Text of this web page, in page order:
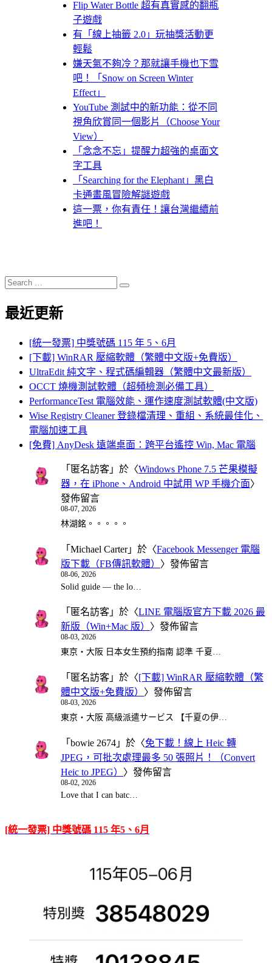
Flip Water Bottle 超有真實感的翻瓶
子遊戲
有「線上抽籤 2.0」玩抽獎活動更
輕鬆
嫌天氣不夠冷？那就讓手機也下雪
吧！「Snow on Screen Winter
Effect」
YouTube 測試中的新功能：從不同
視角欣賞同一個影片（Choose Your
View）
「念念不忘」提醒力超強的桌面文
字工具
「Searching for the Elephant」黑白
卡通畫風冒險解謎遊戲
這一票，你有責任！讓台灣繼續前
進吧！
Search
for:
Search
最近更新
[統一發票] 中獎號碼 115 年 5、6月
[下載] WinRAR 壓縮軟體（繁體中文版+免費版）
UltraEdit 純文字、程式碼編輯器（繁體中文最新版）
OCCT 燒機測試軟體（超頻檢測必備工具）
PerformanceTest 電腦效能、運作速度測試軟體(中文版)
Wise Registry Cleaner 登錄檔清理、重組、系統最佳化、
電腦加速工具
[免費] AnyDesk 遠端桌面：跨平台遙控 Win, Mac 電腦
「 匿名訪客 」於〈Windows Phone 7.5 芒果模擬
器，在 iPhone、Android 中試用 WP 手機介面〉
發佈留言
08-07, 2026
林湖銘。。。。。
「 Michael Carter」於〈Facebook Messenger 電腦
版下載（FB傳訊軟體） 〉發佈留言
08-06, 2026
Solid guide — the lo…
「 匿名訪客 」於〈LINE 電腦版官方下載 2026 最
新版（Win+Mac 版） 〉發佈留言
08-03, 2026
東京・大阪 日本女生預約指南 認準 千夏…
「 匿名訪客 」於〈[下載] WinRAR 壓縮軟體（繁
體中文版+免費版） 〉發佈留言
08-03, 2026
東京・大阪 高級派遣サービス 【千夏の伊…
「 bowie 2674 」於〈免下載！線上 Heic 轉
JPEG，可批次處理最多 50 張照片！（Convert
Heic to JPEG） 〉發佈留言
08-02, 2026
Love that I can batc…
[統一發票] 中獎號碼 115 年5、6月